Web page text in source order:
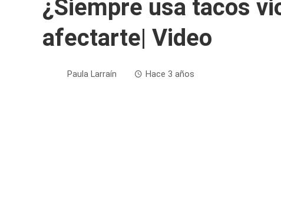
¿Siempre usa tacos
afectarte| Video
Paula Larraín Hace 3 años